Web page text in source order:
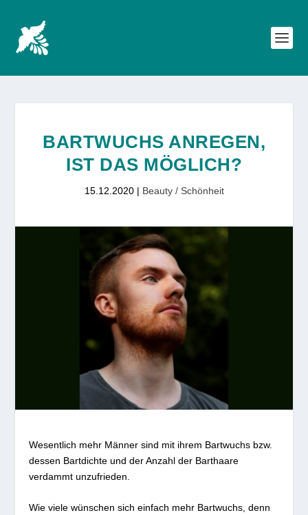
BARTWUCHS ANREGEN,
IST DAS MÖGLICH?
15.12.2020| Beauty / Schönheit
Wesentlich mehr Männer sind mit ihrem Bartwuchs bzw.
dessen Bartdichte und der Anzahl der Barthaare
verdammt unzufrieden.
Wie viele wünschen sich einfach mehr Bartwuchs, denn